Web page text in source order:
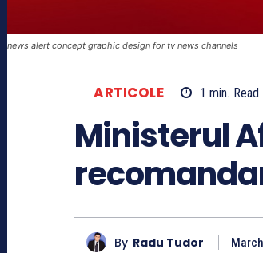
news alert concept graphic design for tv news channels
ARTICOLE 1 min. Read
Ministerul
By Radu Tudor